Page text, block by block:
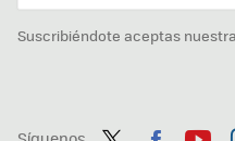
Suscribiéndote aceptas nuestra